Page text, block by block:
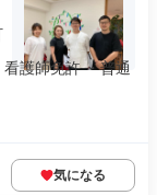
護師免許 ・普通
気になる